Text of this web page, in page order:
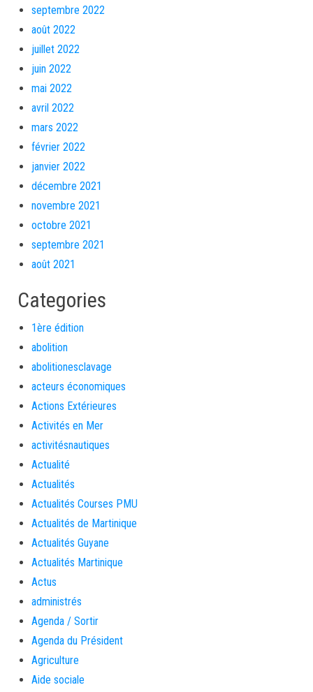
septembre 2022
août 2022
juillet 2022
juin 2022
mai 2022
avril 2022
mars 2022
février 2022
janvier 2022
décembre 2021
novembre 2021
octobre 2021
septembre 2021
août 2021
Categories
1ère édition
abolition
abolitionesclavage
acteurs économiques
Actions Extérieures
Activités en Mer
activitésnautiques
Actualité
Actualités
Actualités Courses PMU
Actualités de Martinique
Actualités Guyane
Actualités Martinique
Actus
administrés
Agenda / Sortir
Agenda du Président
Agriculture
Aide sociale